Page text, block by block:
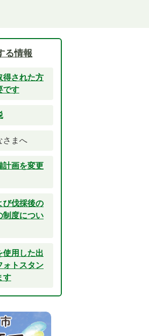
る情報
得された方
です
さまへ
計画を変更
び伐採後の
制度につい
使用した出
ォトスタン
す